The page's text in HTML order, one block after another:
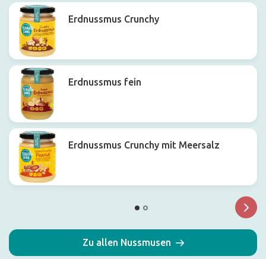
Erdnussmus Crunchy
Erdnussmus fein
Erdnussmus Crunchy mit Meersalz
Zu allen Nussmusen